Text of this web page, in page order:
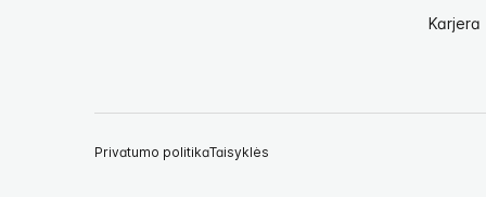
Karjera
Privatumo politikaTaisyklės